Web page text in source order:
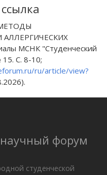
МЕТОДЫ
МСНК "Студенческий
С. 8-10;
ru/article/view?
форум
студенческой